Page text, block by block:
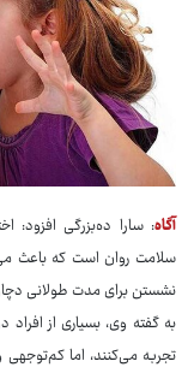
آگاه
سلامت روان است که باعث
نشستن برای مدت طولانی
به گفته وی، بسیاری از